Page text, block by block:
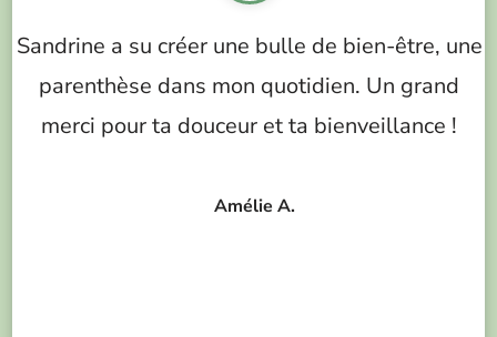
Amélie A.
Sandrine a su créer une bulle de bien-être, une
parenthèse dans mon quotidien. Un grand
merci pour ta douceur et ta bienveillance !